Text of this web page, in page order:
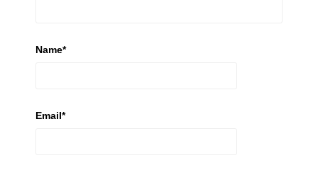
Name*
Email*